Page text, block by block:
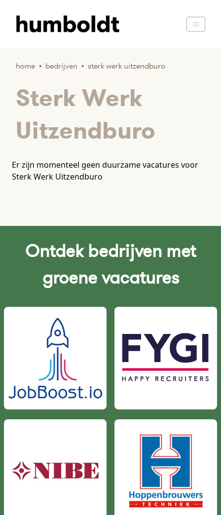
home • bedrijven • sterk werk uitzendburo
Sterk Werk
Uitzendburo
Er zijn momenteel geen duurzame vacatures voor
Sterk Werk Uitzendburo
Ontdek bedrijven met
groene vacatures